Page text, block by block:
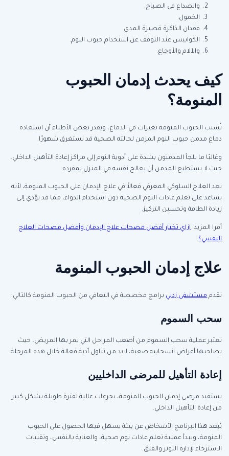
والصداع في الصباح.
الخمول.
فقدان الذاكرة قصيرة المدى.
الكوابيس عند التوقف عن استخدام حبوب النوم.
والآلام والأوجاع.
كيف يحدث إدمان الحبوب
المنومة؟
تُسبب الحبوب المنومة تغيرات في الدماغ، ويقدر بعض الأطباء أن استعادة
دماغ مدمن حبوب النوم المزمن لحالته الصحية قد تستغرق شهورًا.
وغالبًا ما يلجأ المدمنون بشدة على أدوية النوم إلى مراكز إعادة التأهيل الداخلي،
حيث لا يستطيع المدمن أن يعالج نفسه في المنزل بمفرده.
يعد العلاج السلوكي المعرفي فعالاً في علاج الإدمان على الحبوب المنومة، لأنه
يساعد على تعلم عادات النوم الصحية دون استخدام الدواء، مما قد يؤدي إلى
زيادة الطاقة وتحسين التركيز.
أقرا المزيد:ازاي تختار أفضل مصحات علاج الإدمان وأفضل مصحات العلاج
النفسي؟
علاج إدمان الحبوب المنومة
تقدممستشفى زدني برامج مخصصة في التعافي من الحبوب المنومة كالتالي:
سحب السموم
تعتبر عملية سحب السموم من أصعب المراحل التي يمر بها المريض، حيث
يصاحبها أعراض انسحابيه صعبة، لابد من تناول أدية فعالة خلال هذه المرحلة.
إعادة التأهيل للمرضى الداخليين
يستفيد مرضى إدمان الحبوب المنومة، بجرعات عالية لفترة طويلة بشكل كبير
من إعادة التأهيل الداخلي.
يُبعد هذا البرنامج الأشخاص عن بيئة يسهل فيها الحصول على الحبوب
المنومة، ويبدأ عملية تعلم عادات نوم صحية، والعناية بالنفس، وتقنيات
الاسترخاء لإدارة التوتر والقلق.